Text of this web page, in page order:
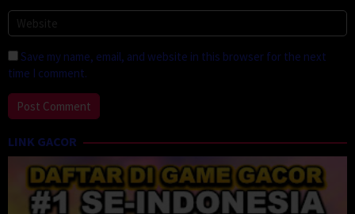
Save my name, email, and website in this browser for the next
time I comment.
LINK GACOR